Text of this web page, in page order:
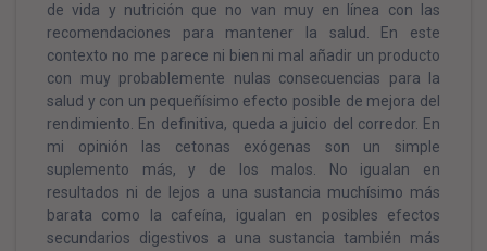
de vida y nutrición que no van muy en línea con las
recomendaciones para mantener la salud. En este
contexto no me parece ni bien ni mal añadir un producto
con muy probablemente nulas consecuencias para la
salud y con un pequeñísimo efecto posible de mejora del
rendimiento. En definitiva, queda a juicio del corredor. En
mi opinión las cetonas exógenas son un simple
suplemento más, y de los malos. No igualan en
resultados ni de lejos a una sustancia muchísimo más
barata como la cafeína, igualan en posibles efectos
secundarios digestivos a una sustancia también más